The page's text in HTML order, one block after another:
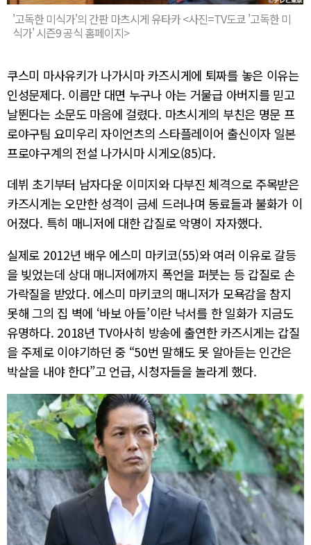
'고독한 미식가'의 간판 마츠시게 유타카 <사진=TV도쿄 '고독한 미
식가' 시즌9 공식 홈페이지>
쿠스미 마사유키가 나가시마 카즈시게에 퇴짜를 놓은 이유는
인성문제다. 이름만 대면 누구나 아는 거물급 아버지를 믿고
날뛴다는 소문도 마음에 걸렸다. 마츠시게의 부친은 명문 프
로야구팀 요미우리 자이언츠의 스타플레이어 출신이자 일본
프로야구계의 전설 나가시마 시게오(85)다.
데뷔 초기부터 남자다운 이미지와 다부진 체격으로 주목받은
카즈시게는 오만한 성격이 금세 드러나며 동료들과 불화가 이
어졌다. 특히 매니저에 대한 갑질로 악명이 자자했다.
실제로 2012년 배우 에스미 마키코(55)와 여러 이유로 갈등
을 빚었는데 상대 매니저에까지 폭언을 퍼붓는 등 갑질로 손
가락질을 받았다. 에스미 마키코의 매니저가 모욕감을 참지
못해 그의 집 벽에 ‘바보 아들’이란 낙서를 한 일화가 지금도
유명하다. 2018년 TV아사히 방송에 출연한 카즈시게는 갑질
을 주제로 이야기하던 중 “50번 말해도 못 알아듣는 인간은
박살을 내야 한다”고 언급, 시청자들을 놀라게 했다.